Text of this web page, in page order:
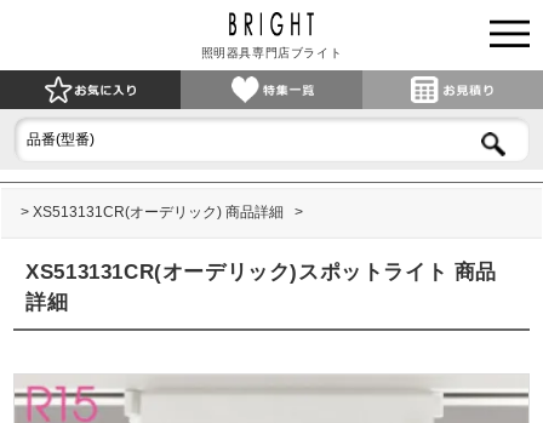
照明器具専門店ブライト
XS513131CR(オーデリック) 商品詳細
XS513131CR(オーデリック)スポットライト 商品
詳細